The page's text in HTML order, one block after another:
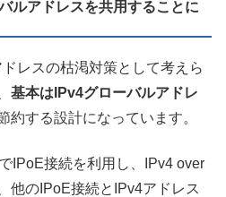
ルアドレスを共用することに
レスの枯渇対策として考えら
基本はIPv4グローバルアドレ
約する設計になっています。
IPoE接続を利用し、IPv4 over
他のIPoE接続とIPv4アドレス